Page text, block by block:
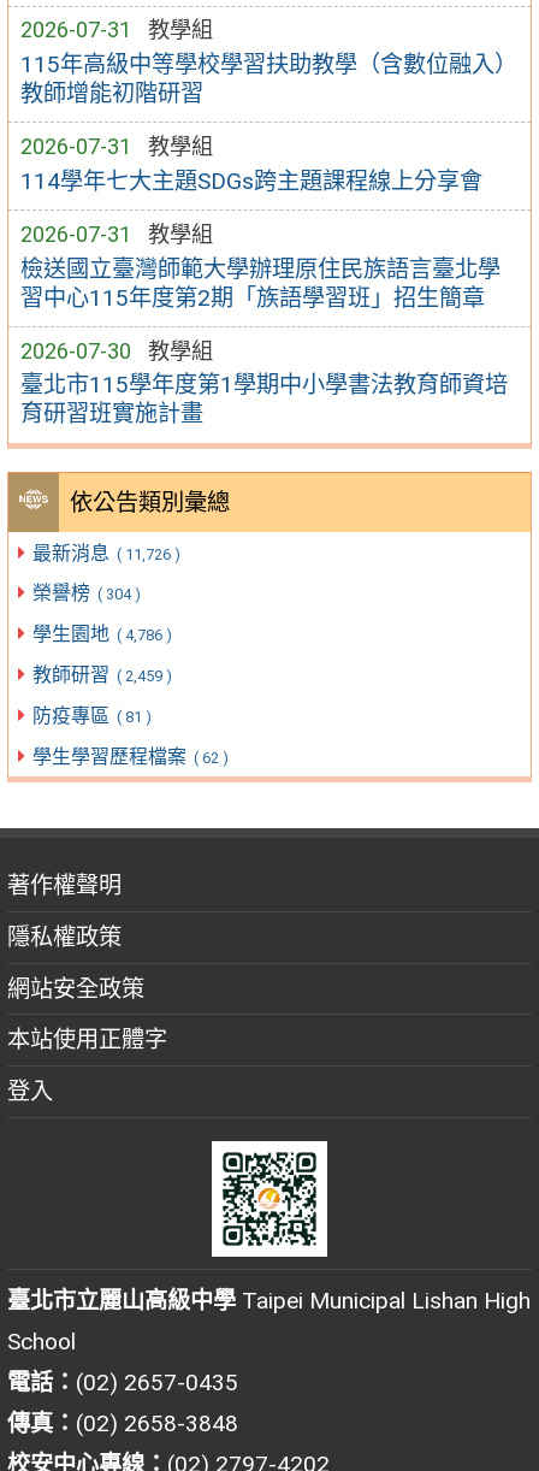
2026-07-31 教學組
115年高級中等學校學習扶助教學（含數位融入）
教師增能初階研習
2026-07-31 教學組
114學年七大主題SDGs跨主題課程線上分享會
2026-07-31 教學組
檢送國立臺灣師範大學辦理原住民族語言臺北學
習中心115年度第2期「族語學習班」招生簡章
2026-07-30 教學組
臺北市115學年度第1學期中小學書法教育師資培
育研習班實施計畫
依公告類別彙總
最新消息 ( 11,726 )
榮譽榜 ( 304 )
學生園地 ( 4,786 )
教師研習 ( 2,459 )
防疫專區 ( 81 )
學生學習歷程檔案 ( 62 )
著作權聲明
隱私權政策
網站安全政策
本站使用正體字
登入
臺北市立麗山高級中學 Taipei Municipal Lishan High
School
電話： (02) 2657-0435
傳真： (02) 2658-3848
校安中心專線： (02) 2797-4202